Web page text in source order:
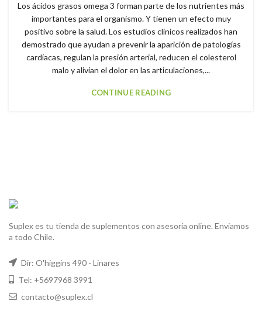
Los ácidos grasos omega 3 forman parte de los nutrientes más
importantes para el organismo. Y tienen un efecto muy
positivo sobre la salud. Los estudios clínicos realizados han
demostrado que ayudan a prevenir la aparición de patologías
cardíacas, regulan la presión arterial, reducen el colesterol
malo y alivian el dolor en las articulaciones,...
CONTINUE READING
Suplex es tu tienda de suplementos con asesoría online. Enviamos
a todo Chile.
Dir: O'higgins 490 - Linares
Tel: +5697968 3991
contacto@suplex.cl